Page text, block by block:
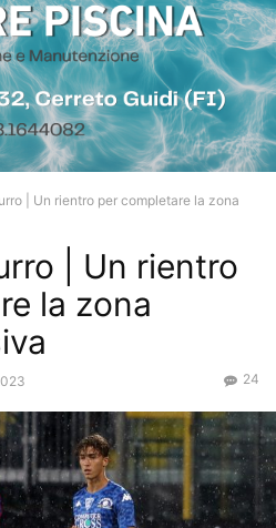
| Un rientro per completare la zona
| Un rientro
la zona
24